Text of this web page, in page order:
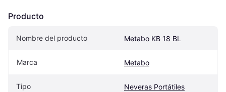
Producto
Nombre del producto Metabo KB 18 BL
Marca Metabo
Tipo Neveras Portátiles